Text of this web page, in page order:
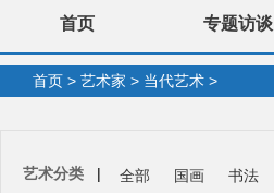
首页 专题访谈
首页 > 艺术家 > 当代艺术 >
艺术分类 | 全部 国画 书法